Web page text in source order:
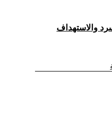
والاستهداف